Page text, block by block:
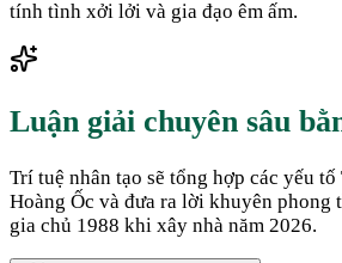
tính tình xởi lởi và gia đạo êm ấm.
Luận giải chuyên sâu
Trí tuệ nhân tạo sẽ tổng hợp các yếu
Hoàng Ốc và đưa ra lời khuyên phong
gia chủ 1988 khi xây nhà năm 2026.